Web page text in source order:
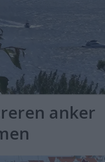
anker